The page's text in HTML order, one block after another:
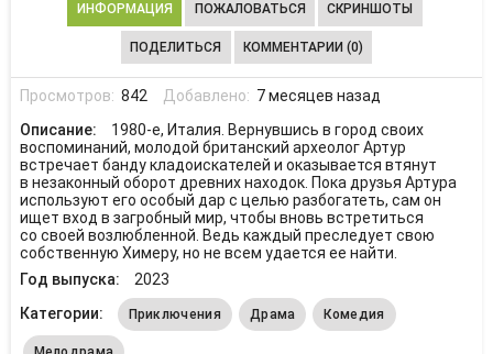
ИНФОРМАЦИЯ ПОЖАЛОВАТЬСЯ СКРИНШОТЫ
ПОДЕЛИТЬСЯ КОММЕНТАРИИ (0)
Просмотров: 842 Добавлено: 7 месяцев назад
Описание:
1980-е, Италия. Вернувшись в город своих
воспоминаний, молодой британский археолог Артур
встречает банду кладоискателей и оказывается втянут
в незаконный оборот древних находок. Пока друзья Артура
используют его особый дар с целью разбогатеть, сам он
ищет вход в загробный мир, чтобы вновь встретиться
со своей возлюбленной. Ведь каждый преследует свою
собственную Химеру, но не всем удается ее найти.
Год выпуска:
2023
Категории:
Приключения Драма Комедия